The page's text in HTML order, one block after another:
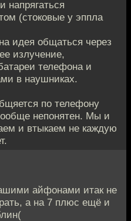
(стоковые у эппла
идея общаться через
излучение,
телефона и
в наушниках.
по телефону
непонятен. Мы и
и втыкаем не каждую
айфонами итак не
а на 7 плюс ещё и